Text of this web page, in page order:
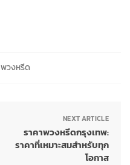
พวงหรีด
NEXT ARTICLE
ราคาพวงหรีดกรุงเทพ:
ราคาที่เหมาะสมสำหรับทุก
โอกาส